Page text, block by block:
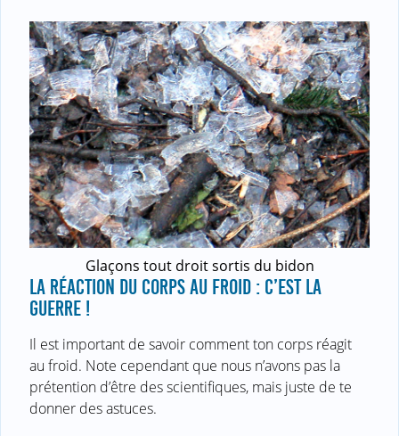
Glaçons tout droit sortis du bidon
LA RÉACTION DU CORPS AU FROID : C’EST LA
GUERRE !
Il est important de savoir comment ton corps réagit
au froid. Note cependant que nous n’avons pas la
prétention d’être des scientifiques, mais juste de te
donner des astuces.